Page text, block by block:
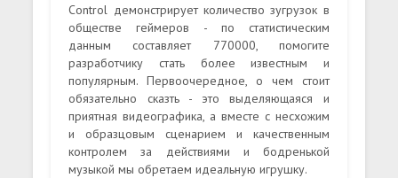
Control демонстрирует количество зугрузок в
обществе геймеров - по статистическим
данным составляет 770000, помогите
разработчику стать более известным и
популярным. Первоочередное, о чем стоит
обязательно сказть - это выделяющаяся и
приятная видеографика, а вместе с несхожим
и образцовым сценарием и качественным
контролем за действиями и бодренькой
музыкой мы обретаем идеальную игрушку.